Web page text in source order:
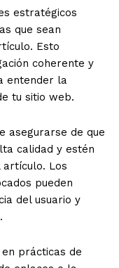
estratégicos
que sean
Esto
coherente y
entender la
tu sitio web.
asegurarse de que
calidad y estén
artículo. Los
pueden
del usuario y
prácticas de